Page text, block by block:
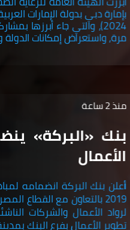
2024)، والتي جاء أبرزها
مرة، واستعراض إمكانات
منذ 2 ساعة
بنك «البركة»
الأعمال
أعلن بنك البركة انضمامه
2019 بالتعاون مع القطاع
لرواد الأعمال والشركات
تطوير الأعمال بفرع البنك